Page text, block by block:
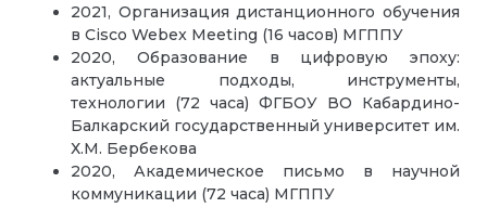
2021, Организация дистанционного обучения
в Cisco Webex Meeting (16 часов) МГППУ
2020, Образование в цифровую эпоху:
актуальные подходы, инструменты,
технологии (72 часа) ФГБОУ ВО Кабардино-
Балкарский государственный университет им.
Х.М. Бербекова
2020, Академическое письмо в научной
коммуникации (72 часа) МГППУ